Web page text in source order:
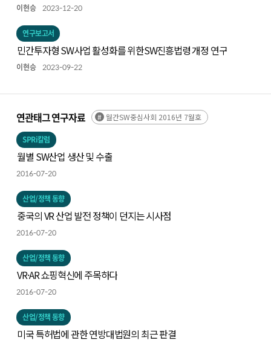
이현승 2023-12-20
연구보고서
민간투자형 SW사업 활성화를 위한SW진흥법령 개정 연구
이현승 2023-09-22
연관태그 연구자료 월간SW중심사회 2016년 7월호
SPRi칼럼
월별 SW산업 생산 및 수출
2016-07-20
산업/정책 동향
중국의 VR 산업 발전 정책이 던지는 시사점
2016-07-20
산업/정책 동향
VR·AR 쇼핑혁신에 주목하다
2016-07-20
산업/정책 동향
미국 특허법에 관한 연방대법원의 최근 판결